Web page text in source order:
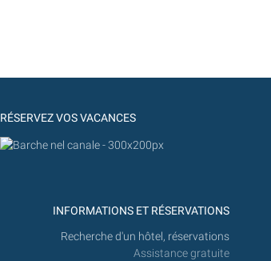
RÉSERVEZ VOS VACANCES
INFORMATIONS ET RÉSERVATIONS
Recherche d'un hôtel, réservations
Assistance gratuite